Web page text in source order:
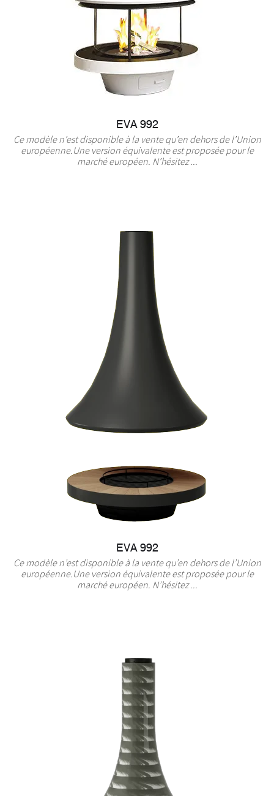
EVA 992
Ce modèle n’est disponible à la vente qu’en dehors de l’Union
européenne.Une version équivalente est proposée pour le
marché européen. N’hésitez ...
EVA 992
Ce modèle n’est disponible à la vente qu’en dehors de l’Union
européenne.Une version équivalente est proposée pour le
marché européen. N’hésitez ...